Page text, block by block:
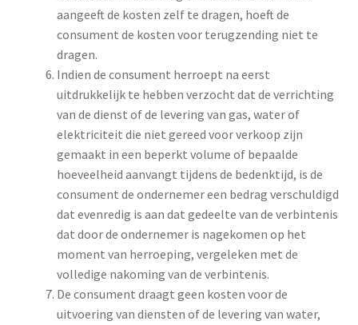
aangeeft de kosten zelf te dragen, hoeft de
consument de kosten voor terugzending niet te
dragen.
Indien de consument herroept na eerst
uitdrukkelijk te hebben verzocht dat de verrichting
van de dienst of de levering van gas, water of
elektriciteit die niet gereed voor verkoop zijn
gemaakt in een beperkt volume of bepaalde
hoeveelheid aanvangt tijdens de bedenktijd, is de
consument de ondernemer een bedrag verschuldigd
dat evenredig is aan dat gedeelte van de verbintenis
dat door de ondernemer is nagekomen op het
moment van herroeping, vergeleken met de
volledige nakoming van de verbintenis.
De consument draagt geen kosten voor de
uitvoering van diensten of de levering van water,